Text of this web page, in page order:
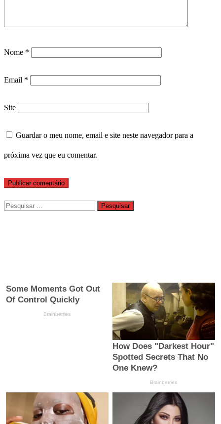
Nome *
Email *
Site
Guardar o meu nome, email e site neste navegador para a
próxima vez que eu comentar.
Pesquisar
por: